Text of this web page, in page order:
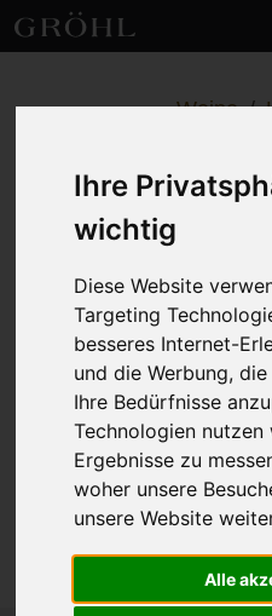
Ihre
wichtig
Diese Website
Targeting
besseres Internet-
und die Werbung,
Ihre Bedürfnisse
Technologien nutzen
Ergebnisse zu
woher unsere
unsere Website
Alle
Weine /